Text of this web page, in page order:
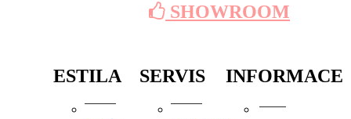
SHOWROOM
ESTILA SERVIS INFORMACE